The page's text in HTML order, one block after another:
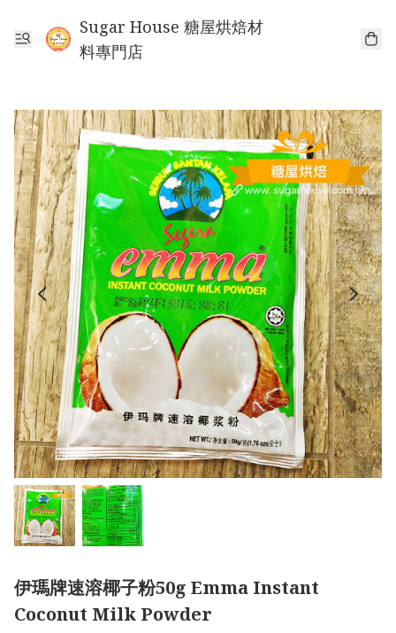
Sugar House 糖屋烘焙材
料專門店
伊瑪牌速溶椰子粉50g Emma Instant
Coconut Milk Powder